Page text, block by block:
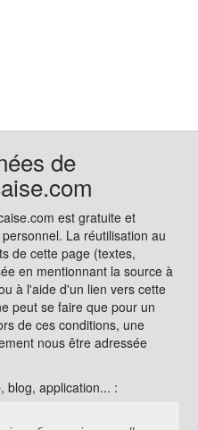
de
est gratuite et
La réutilisation au
de cette page (textes,
en mentionnant la source à
à l'aide d'un lien vers cette
peut se faire que pour un
de ces conditions, une
nous être adressée
blog, application... :